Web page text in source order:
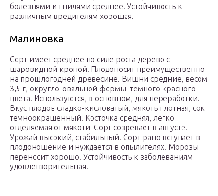
болезнями и гнилями среднее. Устойчивость к
различным вредителям хорошая.
Малиновка
Сорт имеет среднее по силе роста дерево с
шаровидной кроной. Плодоносит преимущественно
на прошлогодней древесине. Вишни средние, весом
3,5 г, округло-овальной формы, темного красного
цвета. Используются, в основном, для переработки.
Вкус плодов сладко-кисловатый, мякоть плотная, сок
темноокрашенный. Косточка средняя, легко
отделяемая от мякоти. Сорт созревает в августе.
Урожай высокий, стабильный. Сорт рано вступает в
плодоношение и нуждается в опылителях. Морозы
переносит хорошо. Устойчивость к заболеваниям
удовлетворительная.